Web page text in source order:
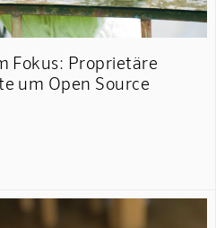
Fokus: Proprietäre
um Open Source